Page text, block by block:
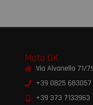
Moto OK
Via Alvanella 71/
+39 0825 683057
+39 373 7133963